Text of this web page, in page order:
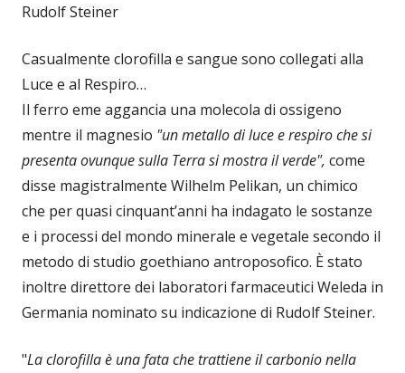
Rudolf Steiner
Casualmente clorofilla e sangue sono collegati alla
Luce e al Respiro…
Il ferro eme aggancia una molecola di ossigeno
mentre il magnesio "un metallo di luce e respiro che si
presenta ovunque sulla Terra si mostra il verde", come
disse magistralmente Wilhelm Pelikan, un chimico
che per quasi cinquant’anni ha indagato le sostanze
e i processi del mondo minerale e vegetale secondo il
metodo di studio goethiano antroposofico. È stato
inoltre direttore dei laboratori farmaceutici Weleda in
Germania nominato su indicazione di Rudolf Steiner.
"La clorofilla è una fata che trattiene il carbonio nella